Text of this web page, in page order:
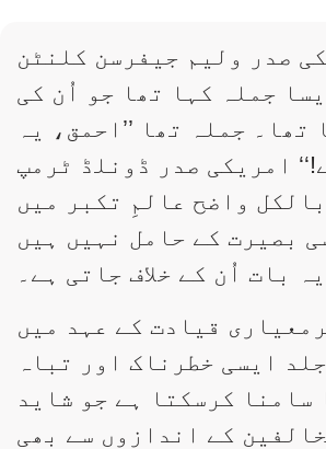
صدر ولیم جیفرسن کلنٹن
جملہ کہا تھا جو اُن کی
تھا۔ جملہ تھا ’’احمق، یہ
امریکی صدر ڈونلڈ ٹرمپ
واضح عالمِ تکبر میں
بصیرت کے حامل نہیں ہیں
بات اُن کے خلاف جاتی ہے۔
قیادت کے عہد میں
ایسی خطرناک اور تباہ
سامنا کرسکتا ہے جو شاید
کے اندازوں سے بھی